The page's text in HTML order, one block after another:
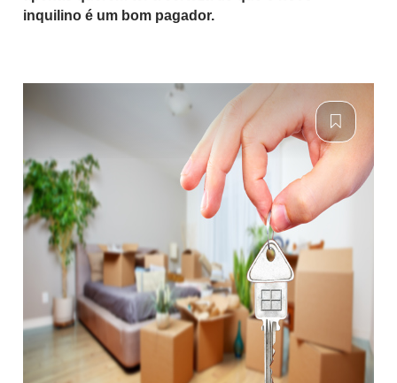
inquilino é um bom pagador.